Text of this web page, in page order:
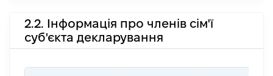
2.2. Інформація про членів сім'ї
суб'єкта декларування